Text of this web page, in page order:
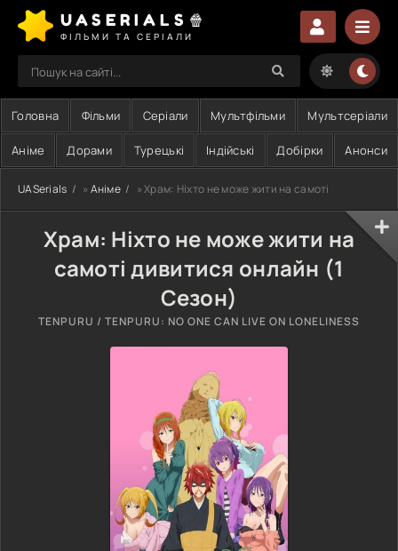
UASERIALS🍿
ФІЛЬМИ ТА СЕРІАЛИ
Головна Фільми Серіали Мультфільми Мультсеріали
Аніме Дорами Турецькі Індійські Добірки Анонси
UASerials » Аніме » Храм: Ніхто не може жити на самоті
Храм: Ніхто не може жити на
самоті дивитися онлайн (1
Сезон)
TENPURU / TENPURU: NO ONE CAN LIVE ON LONELINESS